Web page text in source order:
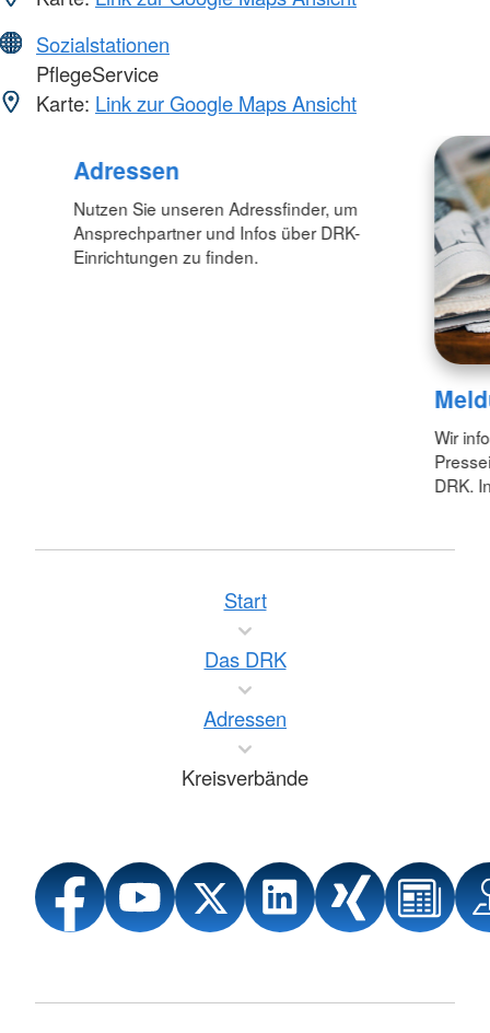
Sozialstationen
PflegeService
Karte: Link zur Google Maps Ansicht
Adressen
Nutzen Sie unseren Adressfinder, um
Ansprechpartner und Infos über DRK-
Einrichtungen zu finden.
Wir
DRK.
Start
Das DRK
Adressen
Kreisverbände